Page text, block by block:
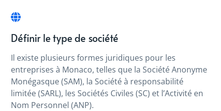
Définir le type de société
Il existe plusieurs formes juridiques pour les
entreprises à Monaco, telles que la Société Anonyme
Monégasque (SAM), la Société à responsabilité
limitée (SARL), les Sociétés Civiles (SC) et l’Activité en
Nom Personnel (ANP).